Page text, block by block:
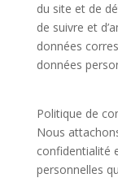
du site et de
de suivre et
données
données
Politique de
Nous
confidentialité
personnelles